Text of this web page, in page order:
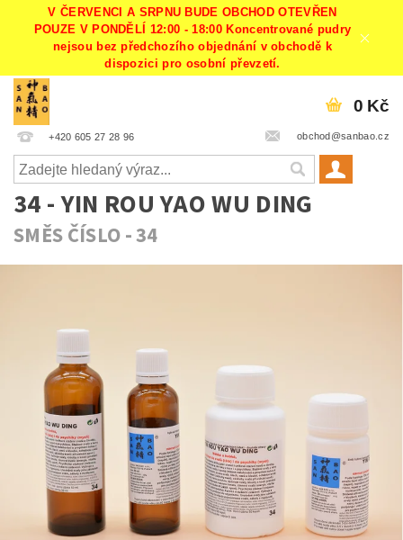
V ČERVENCI A SRPNU BUDE OBCHOD OTEVŘEN
POUZE V PONDĚLÍ 12:00 - 18:00 Koncentrované pudry
nejsou bez předchozího objednání v obchodě k
dispozici pro osobní převzetí.
+420 605 27 28 96 obchod@sanbao.cz
0 Kč
34 - YIN ROU YAO WU DING
SMĚS ČÍSLO - 34